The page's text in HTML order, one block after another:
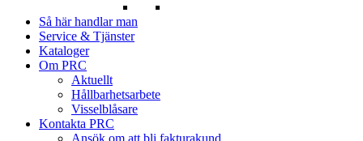
Så här handlar man
Service & Tjänster
Kataloger
Om PRC
Aktuellt
Hållbarhetsarbete
Visselblåsare
Kontakta PRC
Ansök om att bli fakturakund